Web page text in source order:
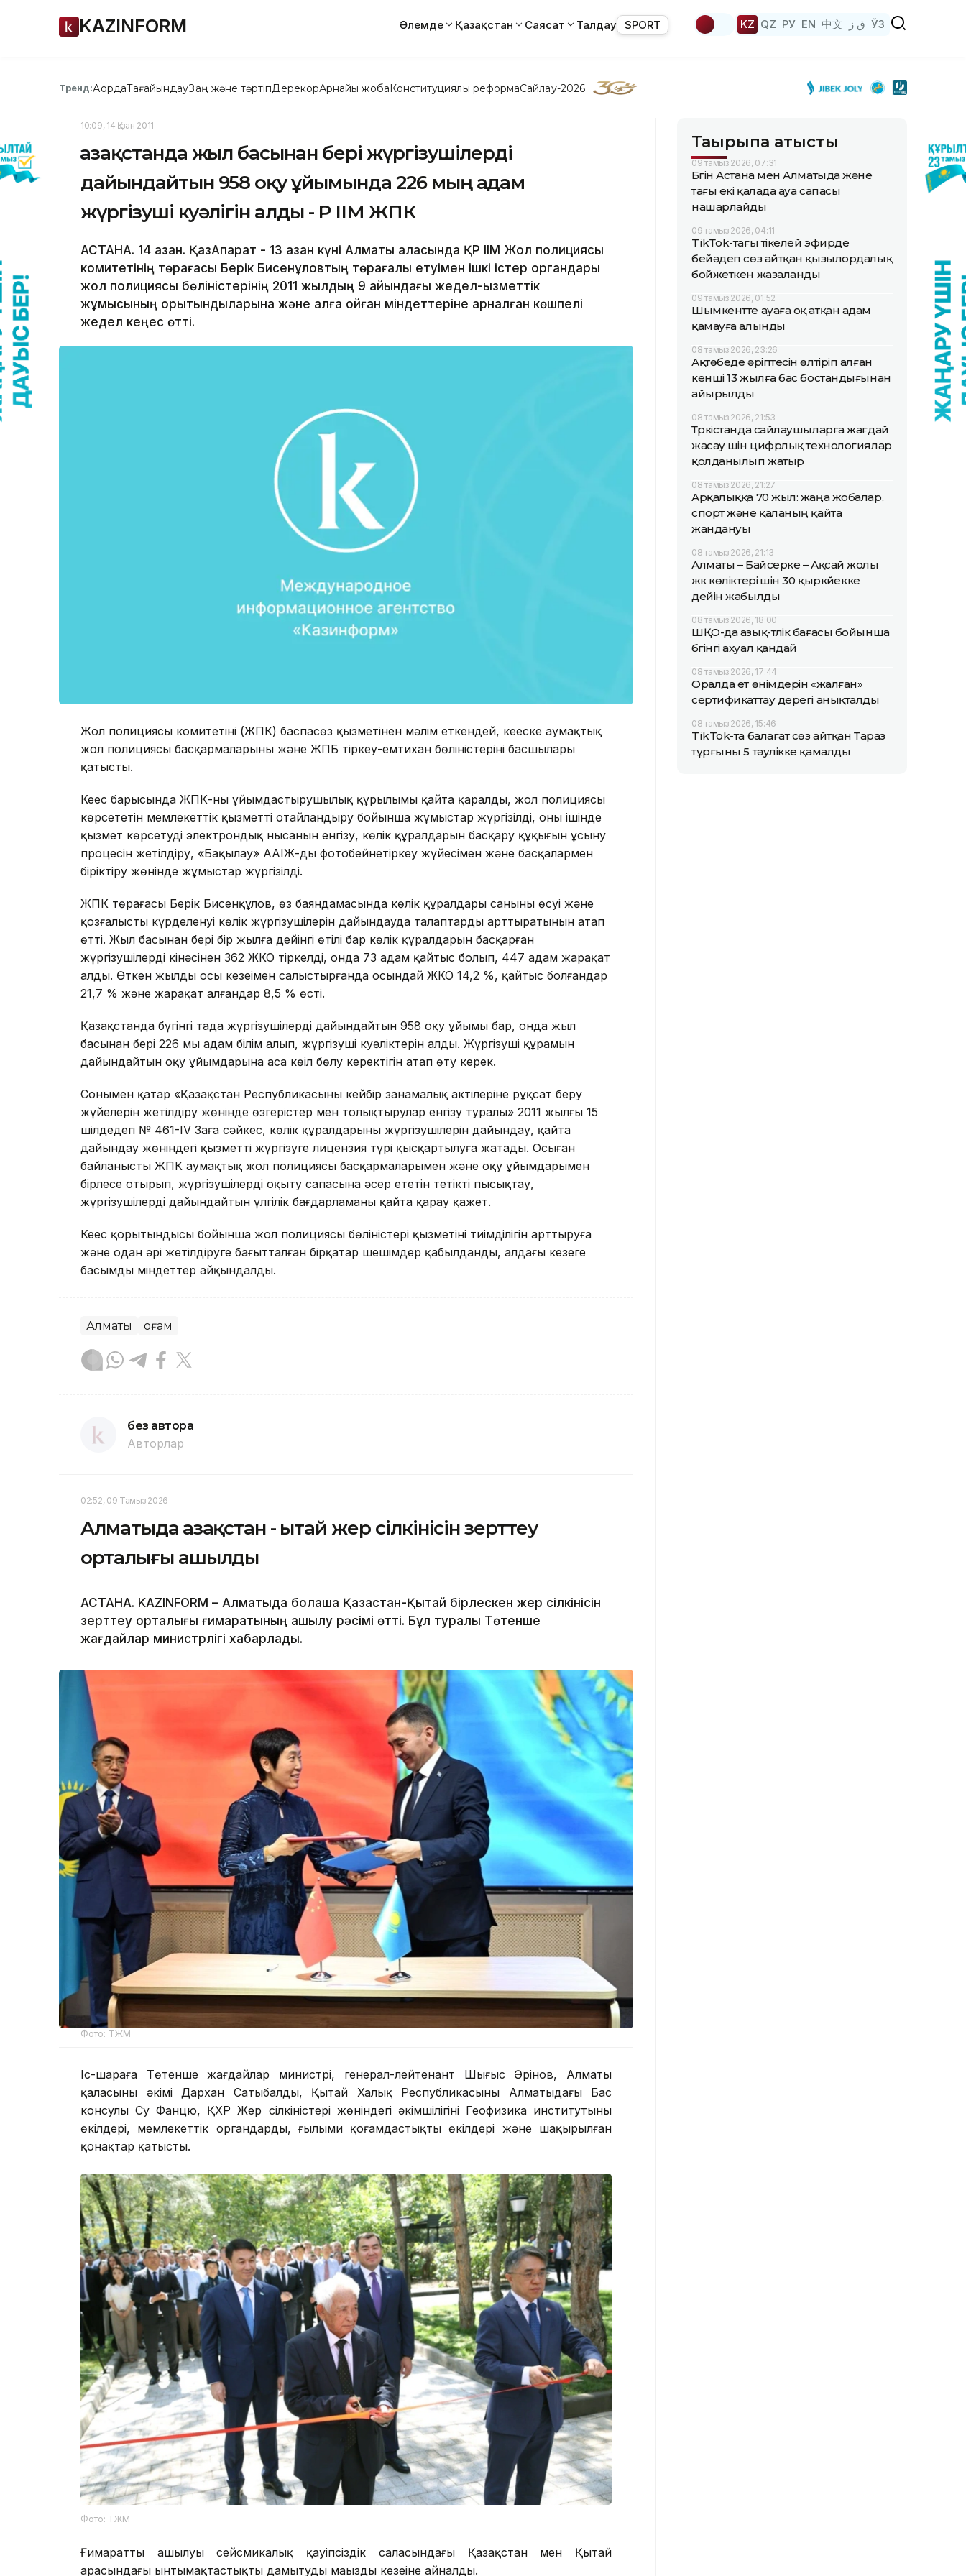
KAZINFORM Әлемде Қазақстан Саясат Талдау SPORT KZ QZ РУ EN 中文 ق ز ЎЗ
Тренд:АқордаТағайындауЗаң және тәртіпДерекқорАрнайы жобаКонституциялық реформаСайлау-2026
10:09, 14 Қазан 2011
Қазақстанда жыл басынан бері жүргізушілерді
дайындайтын 958 оқу ұйымында 226 мың адам
жүргізуші куәлігін алды - ҚР ІІМ ЖПК
АСТАНА. 14 қазан. ҚазАқпарат - 13 қазан күні Алматы қаласында ҚР ІІМ Жол полициясы
комитетінің төрағасы Берік Бисенқұловтың төрағалық етуімен ішкі істер органдары
жол полициясы бөліністерінің 2011 жылдың 9 айындағы жедел-қызметтік
жұмысының қорытындыларына және алға қойған міндеттеріне арналған көшпелі
жедел кеңес өтті.
Жол полициясы комитетінің (ЖПК) баспасөз қызметінен мәлім еткендей, кеңеске аумақтық
жол полициясы басқармаларының және ЖПБ тіркеу-емтихан бөліністерінің басшылары
қатысты.
Кеңес барысында ЖПК-ның ұйымдастырушылық құрылымы қайта қаралды, жол полициясы
көрсететін мемлекеттік қызметті оңтайландыру бойынша жұмыстар жүргізілді, оның ішінде
қызмет көрсетудің электрондық нысанын енгізу, көлік құралдарын басқару құқығын ұсыну
процесін жетілдіру, «Бақылау» ААІЖ-ды фотобейнетіркеу жүйесімен және басқалармен
біріктіру жөнінде жұмыстар жүргізілді.
ЖПК төрағасы Берік Бисенқұлов, өз баяндамасында көлік құралдары санының өсуі және
қозғалыстың күрделенуі көлік жүргізушілерін дайындауда талаптарды арттыратынын атап
өтті. Жыл басынан бері бір жылға дейінгі өтілі бар көлік құралдарын басқарған
жүргізушілердің кінәсінен 362 ЖКО тіркелді, онда 73 адам қайтыс болып, 447 адам жарақат
алды. Өткен жылдың осы кезеңімен салыстырғанда осындай ЖКО 14,2 %, қайтыс болғандар
21,7 % және жарақат алғандар 8,5 % өсті.
Қазақстанда бүгінгі таңда жүргізушілерді дайындайтын 958 оқу ұйымы бар, онда жыл
басынан бері 226 мың адам білім алып, жүргізуші куәліктерін алды. Жүргізуші құрамын
дайындайтын оқу ұйымдарына аса көңіл бөлу керектігін атап өту керек.
Сонымен қатар «Қазақстан Республикасының кейбір заңнамалық актілеріне рұқсат беру
жүйелерін жетілдіру жөнінде өзгерістер мен толықтырулар енгізу туралы» 2011 жылғы 15
шілдедегі № 461-ІV Заңға сәйкес, көлік құралдарының жүргізушілерін дайындау, қайта
дайындау жөніндегі қызметті жүргізуге лицензия түрі қысқартылуға жатады. Осыған
байланысты ЖПК аумақтық жол полициясы басқармаларымен және оқу ұйымдарымен
бірлесе отырып, жүргізушілерді оқыту сапасына әсер ететін тетікті пысықтау,
жүргізушілерді дайындайтын үлгілік бағдарламаны қайта қарау қажет.
Кеңес қорытындысы бойынша жол полициясы бөліністері қызметінің тиімділігін арттыруға
және одан әрі жетілдіруге бағытталған бірқатар шешімдер қабылданды, алдағы кезеңге
басымды міндеттер айқындалды.
Алматы Қоғам
без автора
Авторлар
02:52, 09 Тамыз 2026
Алматыда Қазақстан - Қытай жер сілкінісін зерттеу
орталығы ашылды
АСТАНА. KAZINFORM – Алматыда болашақ Қазақстан-Қытай бірлескен жер сілкінісін
зерттеу орталығы ғимаратының ашылу рәсімі өтті. Бұл туралы Төтенше
жағдайлар министрлігі хабарлады.
Фото: ТЖМ
Іс-шараға Төтенше жағдайлар министрі, генерал-лейтенант Шыңғыс Әрінов, Алматы
қаласының әкімі Дархан Сатыбалды, Қытай Халық Республикасының Алматыдағы Бас
консулы Су Фанцю, ҚХР Жер сілкіністері жөніндегі әкімшілігінің Геофизика институтының
өкілдері, мемлекеттік органдардың, ғылыми қоғамдастықтың өкілдері және шақырылған
қонақтар қатысты.
Фото: ТЖМ
Ғимараттың ашылуы сейсмикалық қауіпсіздік саласындағы Қазақстан мен Қытай
арасындағы ынтымақтастықты дамытудың маңызды кезеңіне айналды.
Тақырыпқа қатысты
09 тамыз 2026, 07:31
Бүгін Астана мен Алматыда және
тағы екі қалада ауа сапасы
нашарлайды
09 тамыз 2026, 04:11
TikТok-тағы тікелей эфирде
бейәдеп сөз айтқан қызылордалық
бойжеткен жазаланды
09 тамыз 2026, 01:52
Шымкентте ауаға оқ атқан адам
қамауға алынды
08 тамыз 2026, 23:26
Ақтөбеде әріптесін өлтіріп алған
кенші 13 жылға бас бостандығынан
айырылды
08 тамыз 2026, 21:53
Түркістанда сайлаушыларға жағдай
жасау үшін цифрлық технологиялар
қолданылып жатыр
08 тамыз 2026, 21:27
Арқалыққа 70 жыл: жаңа жобалар,
спорт және қаланың қайта
жандануы
08 тамыз 2026, 21:13
Алматы – Байсерке – Ақсай жолы
жүк көліктері үшін 30 қыркүйекке
дейін жабылды
08 тамыз 2026, 18:00
ШҚО-да азық-түлік бағасы бойынша
бүгінгі ахуал қандай
08 тамыз 2026, 17:44
Оралда ет өнімдерін «жалған»
сертификаттау дерегі анықталды
08 тамыз 2026, 15:46
TikTok-та балағат сөз айтқан Тараз
тұрғыны 5 тәулікке қамалды